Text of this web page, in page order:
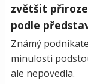
zvětšit
podle
Známý
minulosti
ale nepovedla.